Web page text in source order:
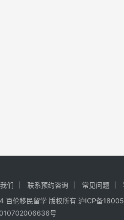
们 联系预约咨询 常见问题
伦移民留学 版权所有 沪ICP备
号